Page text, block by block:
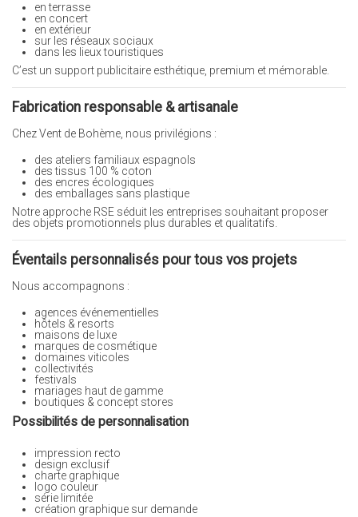
en terrasse
en concert
en extérieur
sur les réseaux sociaux
dans les lieux touristiques
C’est un support publicitaire esthétique, premium et mémorable.
Fabrication responsable & artisanale
Chez Vent de Bohème, nous privilégions :
des ateliers familiaux espagnols
des tissus 100 % coton
des encres écologiques
des emballages sans plastique
Notre approche RSE séduit les entreprises souhaitant proposer
des objets promotionnels plus durables et qualitatifs.
Éventails personnalisés pour tous vos projets
Nous accompagnons :
agences événementielles
hôtels & resorts
maisons de luxe
marques de cosmétique
domaines viticoles
collectivités
festivals
mariages haut de gamme
boutiques & concept stores
Possibilités de personnalisation
impression recto
design exclusif
charte graphique
logo couleur
série limitée
création graphique sur demande